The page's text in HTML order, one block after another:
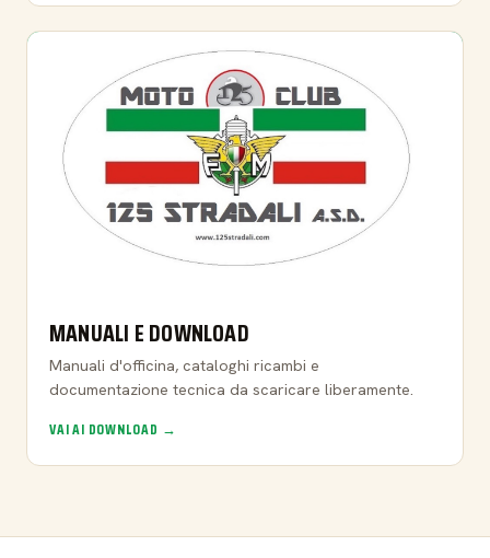
MANUALI E DOWNLOAD
Manuali d'officina, cataloghi ricambi e
documentazione tecnica da scaricare liberamente.
VAI AI DOWNLOAD →